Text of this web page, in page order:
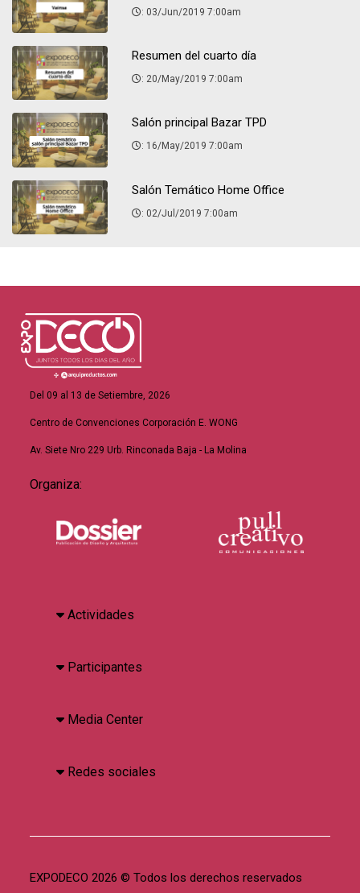
: 03/Jun/2019 7:00am
Resumen del cuarto día
: 20/May/2019 7:00am
Salón principal Bazar TPD
: 16/May/2019 7:00am
Salón Temático Home Office
: 02/Jul/2019 7:00am
Del 09 al 13 de Setiembre, 2026
Centro de Convenciones Corporación E. WONG
Av. Siete Nro 229 Urb. Rinconada Baja - La Molina
Organiza:
Actividades
Participantes
Media Center
Redes sociales
EXPODECO 2026 © Todos los derechos reservados